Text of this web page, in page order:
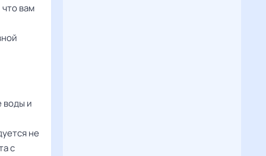
вам
воды и
не
с